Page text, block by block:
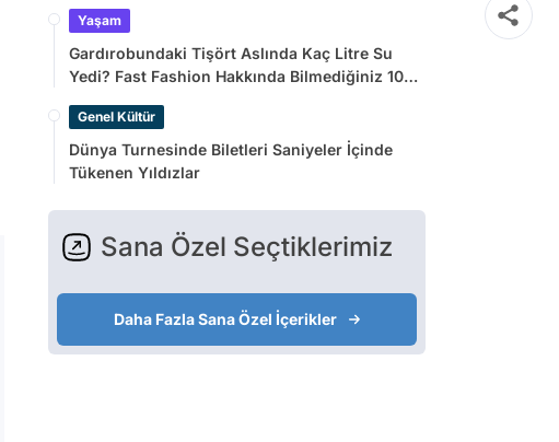
Yaşam
Gardırobundaki Tişört Aslında Kaç Litre Su
Yedi? Fast Fashion Hakkında Bilmediğiniz 10
Genel Kültür
Dünya Turnesinde Biletleri Saniyeler İçinde
Tükenen Yıldızlar
Sana Özel Seçtiklerimiz
Daha Fazla Sana Özel İçerikler